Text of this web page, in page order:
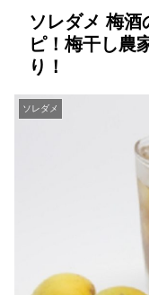
ソレダメ 梅酒
ピ！梅干し農
り！
ソレダメ